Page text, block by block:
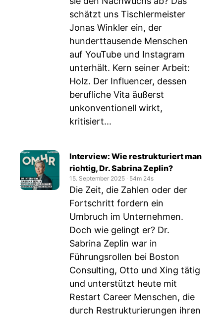
schätzt uns Tischlermeister
Jonas Winkler ein, der
hunderttausende Menschen
auf YouTube und Instagram
unterhält. Kern seiner Arbeit:
Holz. Der Influencer, dessen
berufliche Vita äußerst
unkonventionell wirkt,
kritisiert...
Interview: Wie restrukturiert man
richtig, Dr. Sabrina Zeplin?
15. September 2025 ‧ 54m 24s
Die Zeit, die Zahlen oder der
Fortschritt fordern ein
Umbruch im Unternehmen.
Doch wie gelingt er? Dr.
Sabrina Zeplin war in
Führungsrollen bei Boston
Consulting, Otto und Xing tätig
und unterstützt heute mit
Restart Career Menschen, die
durch Restrukturierungen ihren